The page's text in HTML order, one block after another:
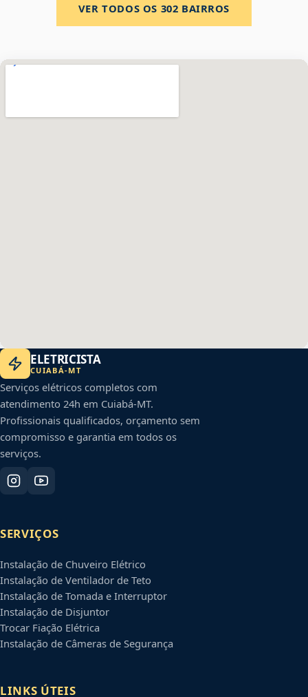
VER TODOS OS 302 BAIRROS
ELETRICISTA
CUIABÁ-MT
Serviços elétricos completos com
atendimento 24h em Cuiabá-MT.
Profissionais qualificados, orçamento sem
compromisso e garantia em todos os
serviços.
SERVIÇOS
Instalação de Chuveiro Elétrico
Instalação de Ventilador de Teto
Instalação de Tomada e Interruptor
Instalação de Disjuntor
Trocar Fiação Elétrica
Instalação de Câmeras de Segurança
LINKS ÚTEIS